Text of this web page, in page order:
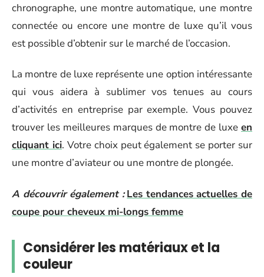
chronographe, une montre automatique, une montre
connectée ou encore une montre de luxe qu’il vous
est possible d’obtenir sur le marché de l’occasion.
La montre de luxe représente une option intéressante
qui vous aidera à sublimer vos tenues au cours
d’activités en entreprise par exemple. Vous pouvez
trouver les meilleures marques de montre de luxe en
cliquant ici. Votre choix peut également se porter sur
une montre d’aviateur ou une montre de plongée.
A découvrir également : Les tendances actuelles de
coupe pour cheveux mi-longs femme
Considérer les matériaux et la
couleur